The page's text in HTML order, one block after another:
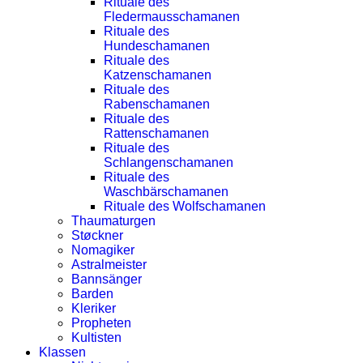
Fledermausschamanen
Rituale des
Hundeschamanen
Rituale des
Katzenschamanen
Rituale des
Rabenschamanen
Rituale des
Rattenschamanen
Rituale des
Schlangenschamanen
Rituale des
Waschbärschamanen
Rituale des Wolfschamanen
Thaumaturgen
Støckner
Nomagiker
Astralmeister
Bannsänger
Barden
Kleriker
Propheten
Kultisten
Klassen